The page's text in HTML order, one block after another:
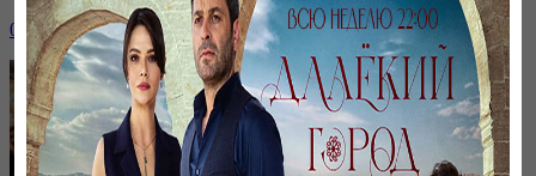
07 октября, 19:00